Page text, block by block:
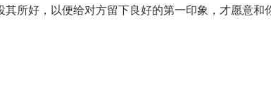
所好，以便给对方留下良好的第一印象，才愿意和